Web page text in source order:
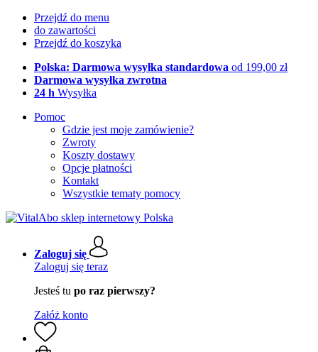
Przejdź do menu
do zawartości
Przejdź do koszyka
Polska: Darmowa wysyłka standardowa od 199,00 zł
Darmowa wysyłka zwrotna
24 h Wysyłka
Pomoc
Gdzie jest moje zamówienie?
Zwroty
Koszty dostawy
Opcje płatności
Kontakt
Wszystkie tematy pomocy
Zaloguj się
Zaloguj się teraz
Jesteś tu po raz pierwszy?
Załóż konto